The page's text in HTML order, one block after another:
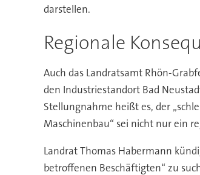
darstellen.
Regionale
Auch das Landratsamt Rhön-
den Industriestandort Bad
Stellungnahme heißt es, der
Maschinenbau“ sei nicht nur ein
Landrat Thomas Habermann
betroffenen Beschäftigten“ zu